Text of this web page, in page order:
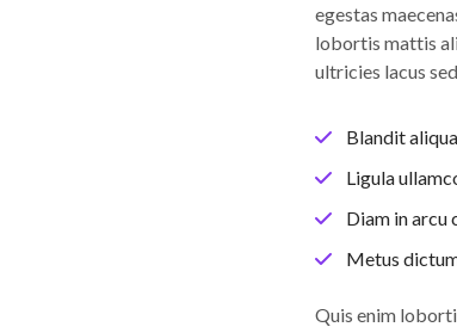
egestas
lobortis mattis
ultricies lacus
Blandit
Ligula
Diam in arcu
Metus
Quis enim